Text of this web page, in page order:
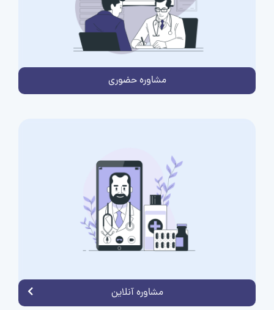
مشاوره حضوری
مشاوره آنلاین